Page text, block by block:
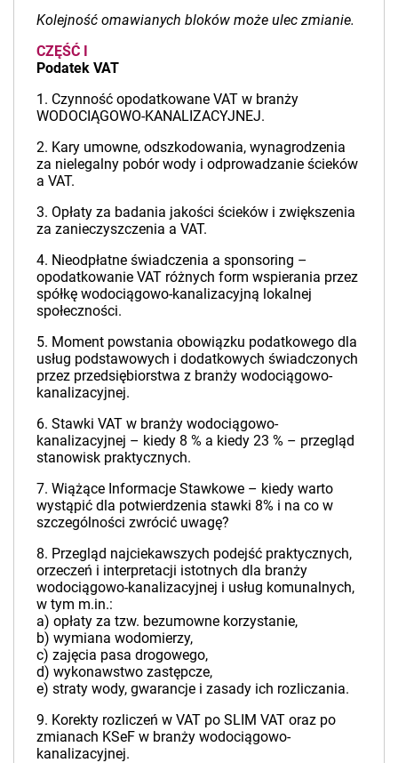
Kolejność omawianych bloków może ulec zmianie.
CZĘŚĆ I
Podatek VAT
1. Czynność opodatkowane VAT w branży
WODOCIĄGOWO-KANALIZACYJNEJ.
2. Kary umowne, odszkodowania, wynagrodzenia
za nielegalny pobór wody i odprowadzanie ścieków
a VAT.
3. Opłaty za badania jakości ścieków i zwiększenia
za zanieczyszczenia a VAT.
4. Nieodpłatne świadczenia a sponsoring –
opodatkowanie VAT różnych form wspierania przez
spółkę wodociągowo-kanalizacyjną lokalnej
społeczności.
5. Moment powstania obowiązku podatkowego dla
usług podstawowych i dodatkowych świadczonych
przez przedsiębiorstwa z branży wodociągowo-
kanalizacyjnej.
6. Stawki VAT w branży wodociągowo-
kanalizacyjnej – kiedy 8 % a kiedy 23 % – przegląd
stanowisk praktycznych.
7. Wiążące Informacje Stawkowe – kiedy warto
wystąpić dla potwierdzenia stawki 8% i na co w
szczególności zwrócić uwagę?
8. Przegląd najciekawszych podejść praktycznych,
orzeczeń i interpretacji istotnych dla branży
wodociągowo-kanalizacyjnej i usług komunalnych,
w tym m.in.:
a) opłaty za tzw. bezumowne korzystanie,
b) wymiana wodomierzy,
c) zajęcia pasa drogowego,
d) wykonawstwo zastępcze,
e) straty wody, gwarancje i zasady ich rozliczania.
9. Korekty rozliczeń w VAT po SLIM VAT oraz po
zmianach KSeF w branży wodociągowo-
kanalizacyjnej.